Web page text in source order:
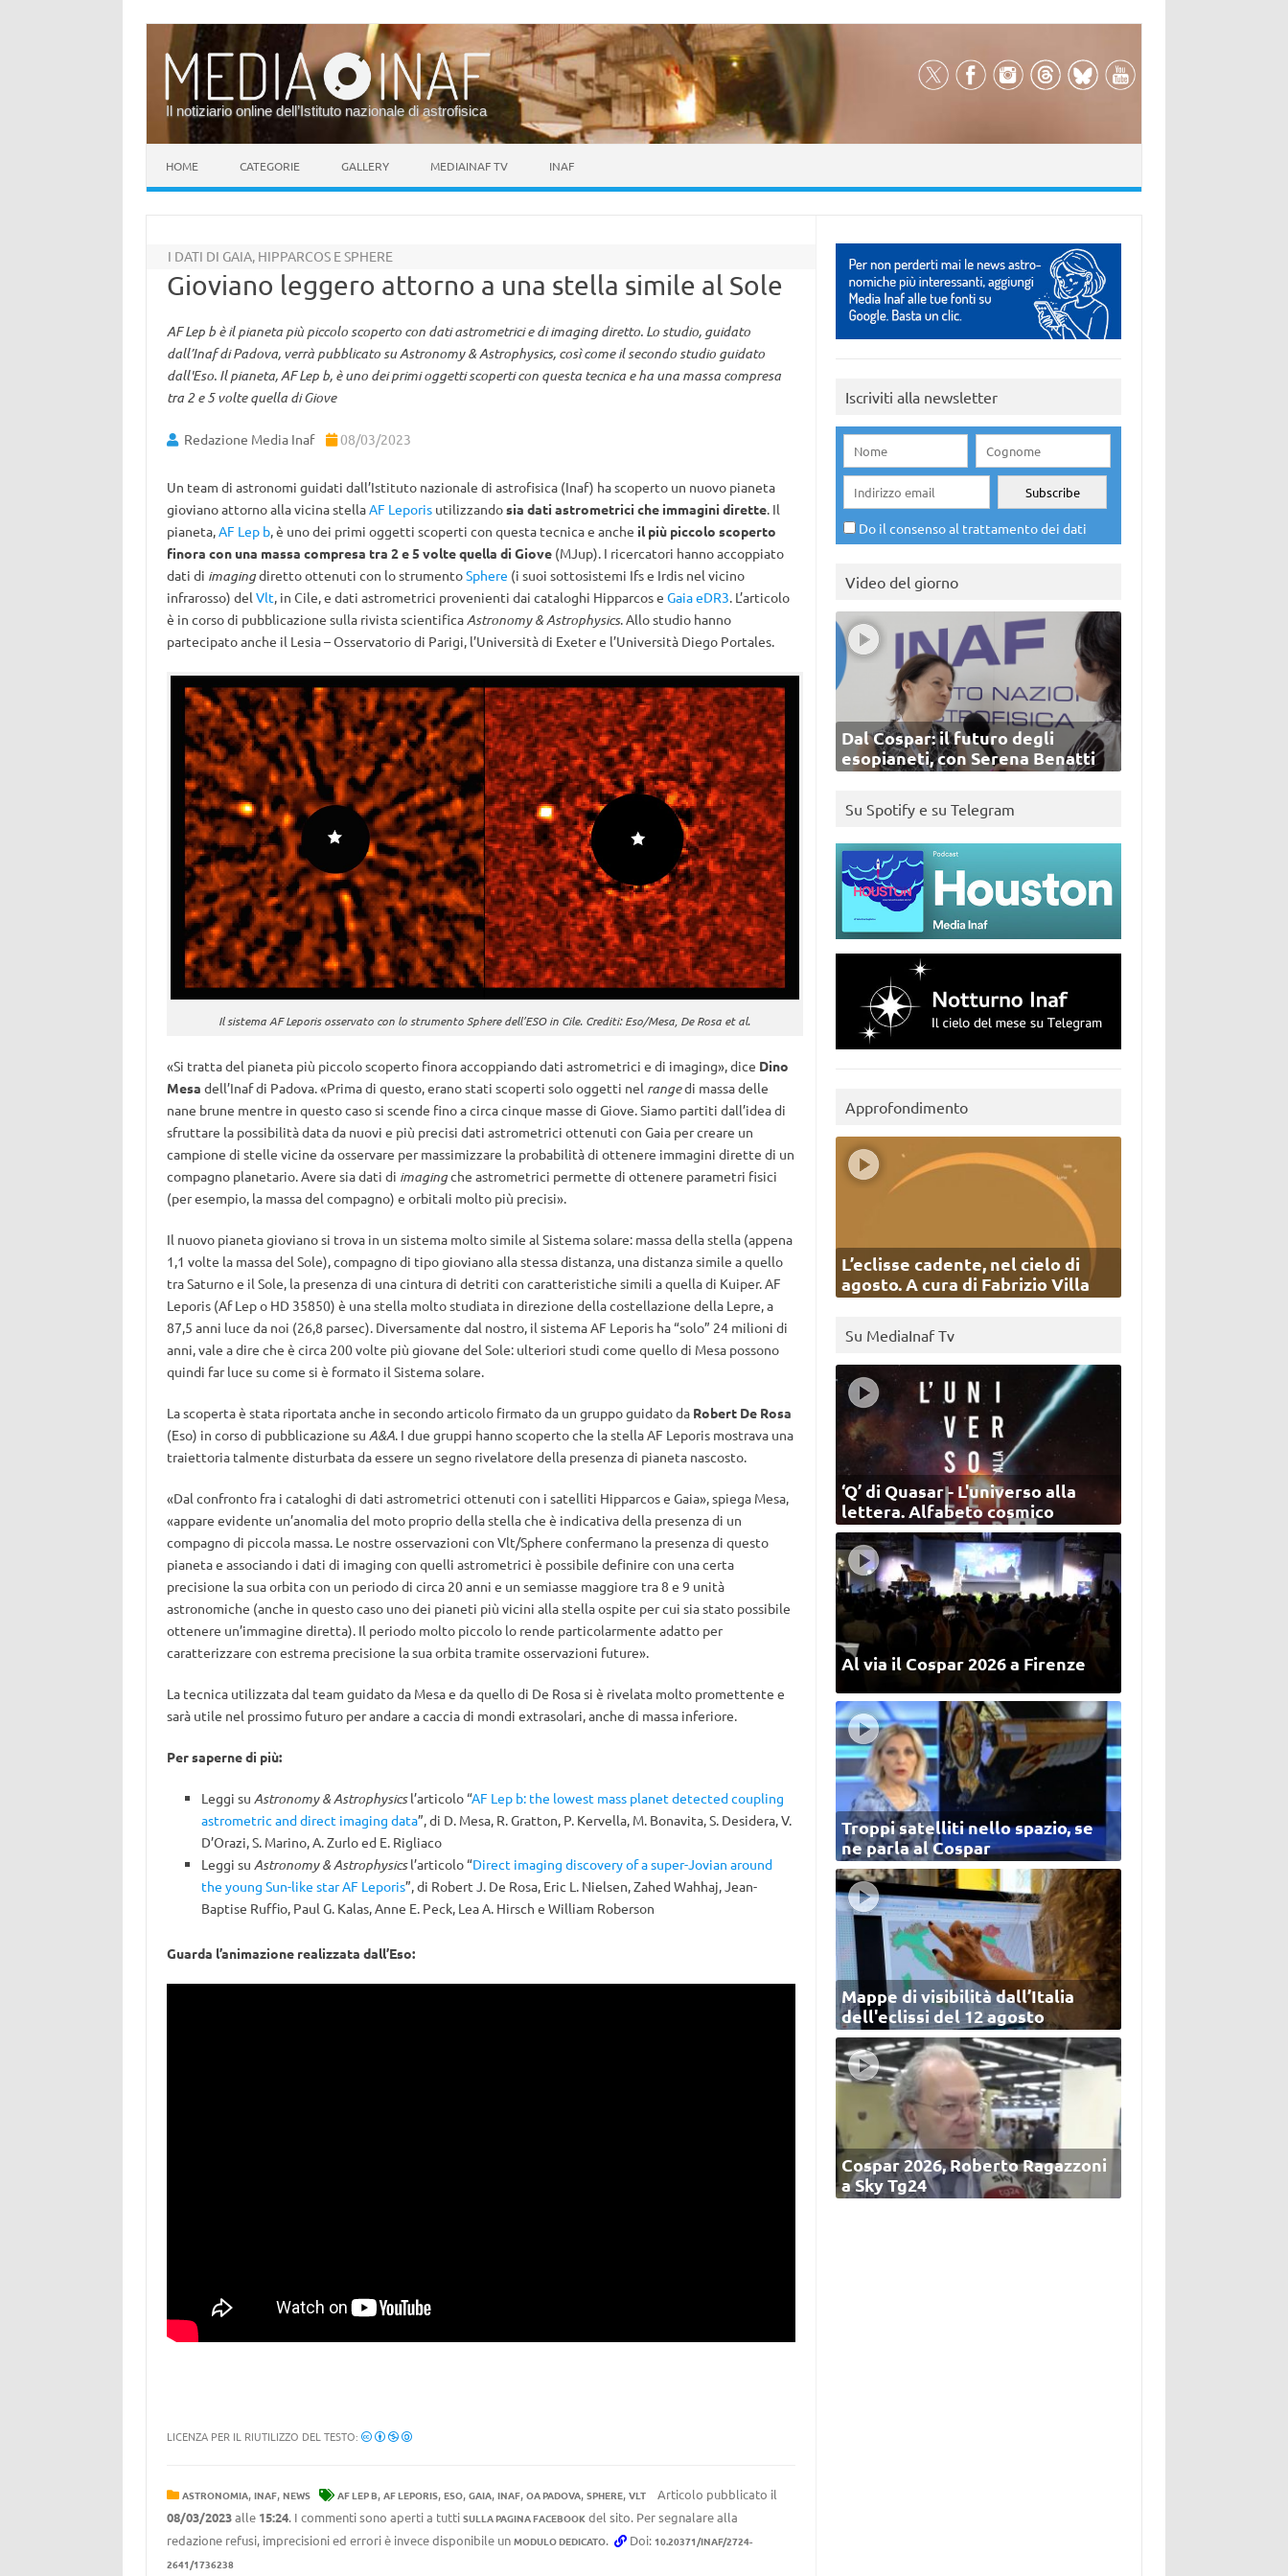
Il notiziario online dell’Istituto nazionale di astrofisica
HOME CATEGORIE GALLERY MEDIAINAF TV INAF
I DATI DI GAIA, HIPPARCOS E SPHERE
Gioviano leggero attorno a una stella simile al Sole
AF Lep b è il pianeta più piccolo scoperto con dati astrometrici e di imaging diretto. Lo studio, guidato
dall’Inaf di Padova, verrà pubblicato su Astronomy & Astrophysics, così come il secondo studio guidato
dall'Eso. Il pianeta, AF Lep b, è uno dei primi oggetti scoperti con questa tecnica e ha una massa compresa
tra 2 e 5 volte quella di Giove
Redazione Media Inaf 08/03/2023
Un team di astronomi guidati dall’Istituto nazionale di astrofisica (Inaf) ha scoperto un nuovo pianeta
gioviano attorno alla vicina stellaAF Leporisutilizzandosia dati astrometrici che immagini dirette. Il
pianeta,AF Lep b, è uno dei primi oggetti scoperti con questa tecnica e anche il più piccolo scoperto
finora con una massa compresa tra 2 e 5 volte quella di Giove(MJup). I ricercatori hanno accoppiato
dati di imagingdiretto ottenuti con lo strumentoSphere (i suoi sottosistemi Ifs e Irdis nel vicino
infrarosso) del Vlt, in Cile, e dati astrometrici provenienti dai cataloghi Hipparcos e Gaia eDR3. L’articolo
è in corso di pubblicazione sulla rivista scientificaAstronomy & Astrophysics. Allo studio hanno
partecipato anche il Lesia – Osservatorio di Parigi, l’Università di Exeter e l’Università Diego Portales.
Il sistema AF Leporis osservato con lo strumento Sphere dell’ESO in Cile. Crediti: Eso/Mesa, De Rosa et al.
«Si tratta del pianeta più piccolo scoperto finora accoppiando dati astrometrici e di imaging», dice Dino
Mesa dell’Inaf di Padova. «Prima di questo, erano stati scoperti solo oggetti nel rangedi massa delle
nane brune mentre in questo caso si scende fino a circa cinque masse di Giove. Siamo partiti dall’idea di
sfruttare la possibilità data da nuovi e più precisi dati astrometrici ottenuti con Gaia per creare un
campione di stelle vicine da osservare per massimizzare la probabilità di ottenere immagini dirette di un
compagno planetario. Avere sia dati di imagingche astrometrici permette di ottenere parametri fisici
(per esempio, la massa del compagno) e orbitali molto più precisi».
Il nuovo pianeta gioviano si trova in un sistema molto simile al Sistema solare: massa della stella (appena
1,1 volte la massa del Sole), compagno di tipo gioviano alla stessa distanza, una distanza simile a quello
tra Saturno e il Sole, la presenza di una cintura di detriti con caratteristiche simili a quella di Kuiper. AF
Leporis (Af Lep o HD 35850) è una stella molto studiata in direzione della costellazione della Lepre, a
87,5 anni luce da noi (26,8 parsec). Diversamente dal nostro, il sistema AF Leporis ha “solo” 24 milioni di
anni, vale a dire che è circa 200 volte più giovane del Sole: ulteriori studi come quello di Mesa possono
quindi far luce su come si è formato il Sistema solare.
La scoperta è stata riportata anche in secondo articolo firmato da un gruppo guidato da Robert De Rosa
(Eso) in corso di pubblicazione su A&A. I due gruppi hanno scoperto che la stella AF Leporis mostrava una
traiettoria talmente disturbata da essere un segno rivelatore della presenza di pianeta nascosto.
«Dal confronto fra i cataloghi di dati astrometrici ottenuti con i satelliti Hipparcos e Gaia», spiega Mesa,
«appare evidente un’anomalia del moto proprio della stella che è indicativa della presenza di un
compagno di piccola massa. Le nostre osservazioni con Vlt/Sphere confermano la presenza di questo
pianeta e associando i dati di imaging con quelli astrometrici è possibile definire con una certa
precisione la sua orbita con un periodo di circa 20 anni e un semiasse maggiore tra 8 e 9 unità
astronomiche (anche in questo caso uno dei pianeti più vicini alla stella ospite per cui sia stato possibile
ottenere un’immagine diretta). Il periodo molto piccolo lo rende particolarmente adatto per
caratterizzare con estrema precisione la sua orbita tramite osservazioni future».
La tecnica utilizzata dal team guidato da Mesa e da quello di De Rosa si è rivelata molto promettente e
sarà utile nel prossimo futuro per andare a caccia di mondi extrasolari, anche di massa inferiore.
Per saperne di più:
Leggi su Astronomy & Astrophysicsl’articolo “AF Lep b: the lowest mass planet detected coupling
astrometric and direct imaging data”, di D. Mesa, R. Gratton, P. Kervella, M. Bonavita, S. Desidera, V.
D’Orazi, S. Marino, A. Zurlo ed E. Rigliaco
Leggi su Astronomy & Astrophysicsl’articolo “Direct imaging discovery of a super-Jovian around
the young Sun-like star AF Leporis”, di Robert J. De Rosa, Eric L. Nielsen, Zahed Wahhaj, Jean-
Baptise Ruffio, Paul G. Kalas, Anne E. Peck, Lea A. Hirsch e William Roberson
Guarda l’animazione realizzata dall’Eso:
LICENZA PER IL RIUTILIZZO DEL TESTO:
ASTRONOMIA, INAF, NEWS AF LEP B, AF LEPORIS, ESO, GAIA, INAF, OA PADOVA, SPHERE, VLT
Articolo pubblicato il
08/03/2023alle 15:24. I commenti sono aperti a tutti SULLA PAGINA FACEBOOKdel sito. Per segnalare alla
redazione refusi, imprecisioni ed errori è invece disponibile un MODULO DEDICATO. Doi: 10.20371/INAF/2724-
2641/1736238
Iscriviti alla newsletter
Do il consenso al trattamento dei dati
Video del giorno
Dal Cospar: il futuro degli
esopianeti, con Serena Benatti
Su Spotify e su Telegram
Approfondimento
L’eclisse cadente, nel cielo di
agosto. A cura di Fabrizio Villa
Su MediaInaf Tv
‘Q’ di Quasar - L'universo alla
lettera. Alfabeto cosmico
Al via il Cospar 2026 a Firenze
Troppi satelliti nello spazio, se
ne parla al Cospar
Mappe di visibilità dall’Italia
dell'eclissi del 12 agosto
Cospar 2026, Roberto Ragazzoni
a Sky Tg24